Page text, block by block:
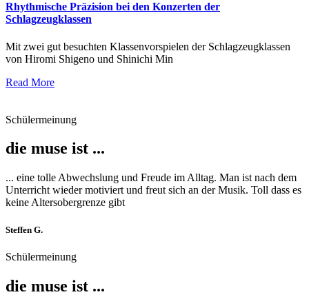
Rhythmische Präzision bei den Konzerten der
Schlagzeugklassen
Mit zwei gut besuchten Klassenvorspielen der Schlagzeugklassen
von Hiromi Shigeno und Shinichi Min
Read More
Schülermeinung
die muse ist ...
... eine tolle Abwechslung und Freude im Alltag. Man ist nach dem
Unterricht wieder motiviert und freut sich an der Musik. Toll dass es
keine Altersobergrenze gibt
Steffen G.
Schülermeinung
die muse ist ...